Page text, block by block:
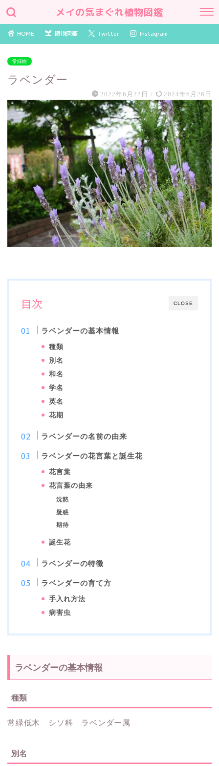
メイの気まぐれ植物図鑑
HOME 植物図鑑 Twitter Instagram
常緑樹
ラベンダー
2022年6月22日 / 2024年6月26日
CLOSE
目次
ラベンダーの基本情報
種類
別名
和名
学名
英名
花期
ラベンダーの名前の由来
ラベンダーの花言葉と誕生花
花言葉
花言葉の由来
沈黙
疑惑
期待
誕生花
ラベンダーの特徴
ラベンダーの育て方
手入れ方法
病害虫
ラベンダーの基本情報
種類
常緑低木 シソ科 ラベンダー属
別名